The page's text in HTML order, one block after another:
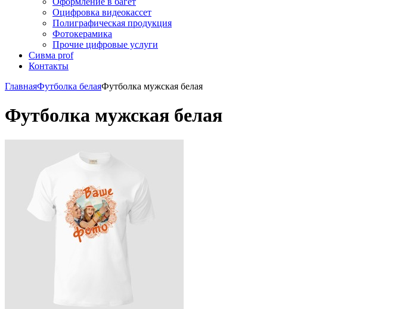
Оцифровка видеокассет
Полиграфическая продукция
Фотокерамика
Прочие цифровые услуги
Сивма prof
Контакты
ГлавнаяФутболка белаяФутболка мужская белая
Футболка мужская белая